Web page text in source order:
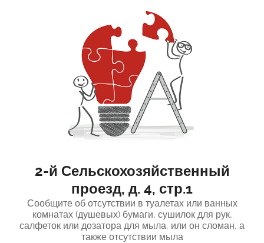
2-й Сельскохозяйственный
проезд, д. 4, стр.1
Сообщите об отсутствии в туалетах или ванных
комнатах (душевых) бумаги, сушилок для рук,
салфеток или дозатора для мыла, или он сломан, а
также отсутствии мыла